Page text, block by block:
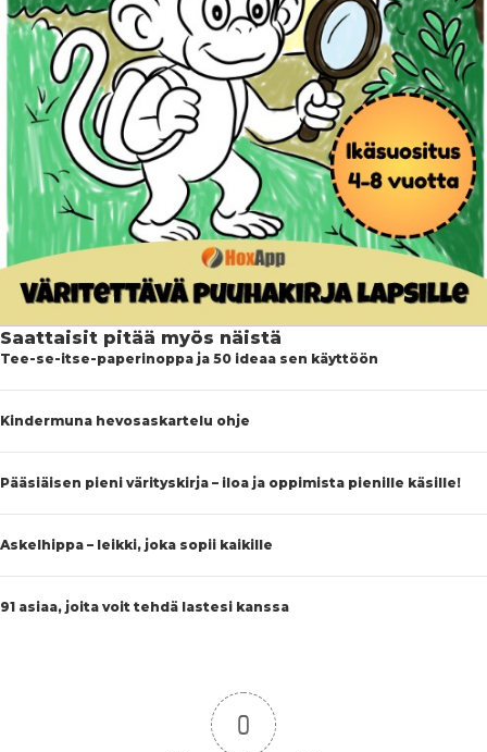
Saattaisit pitää myös näistä
Tee-se-itse-paperinoppa ja 50 ideaa sen käyttöön
Kindermuna hevosaskartelu ohje
Pääsiäisen pieni värityskirja – iloa ja oppimista pienille käsille!
Askelhippa – leikki, joka sopii kaikille
91 asiaa, joita voit tehdä lastesi kanssa
0